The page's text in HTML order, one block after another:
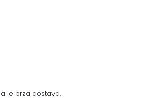
je brza dostava.